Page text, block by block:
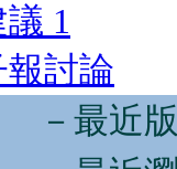
議 1
討論
－最近